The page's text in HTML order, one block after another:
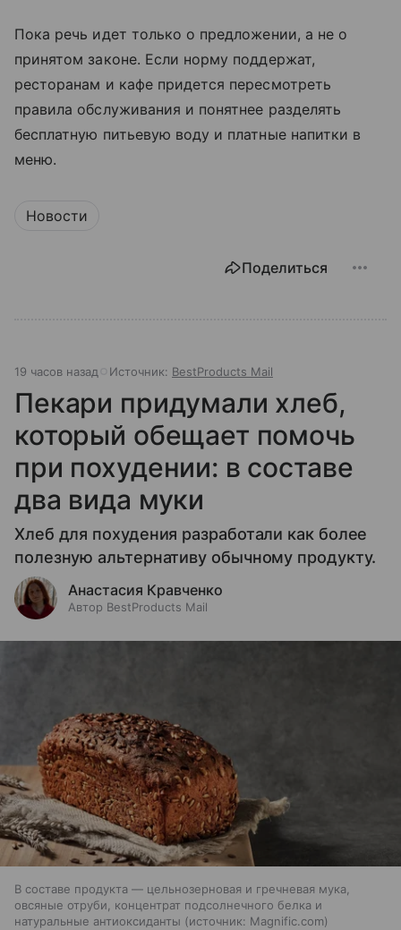
Пока речь идет только о предложении, а не о
принятом законе. Если норму поддержат,
ресторанам и кафе придется пересмотреть
правила обслуживания и понятнее разделять
бесплатную питьевую воду и платные напитки в
меню.
Новости
Поделиться
19 часов назад Источник: BestProducts Mail
Пекари придумали хлеб,
который обещает помочь
при похудении: в составе
два вида муки
Хлеб для похудения разработали как более
полезную альтернативу обычному продукту.
Анастасия Кравченко
Автор BestProducts Mail
В составе продукта — цельнозерновая и гречневая мука,
овсяные отруби, концентрат подсолнечного белка и
натуральные антиоксиданты
источник: Magnific.com